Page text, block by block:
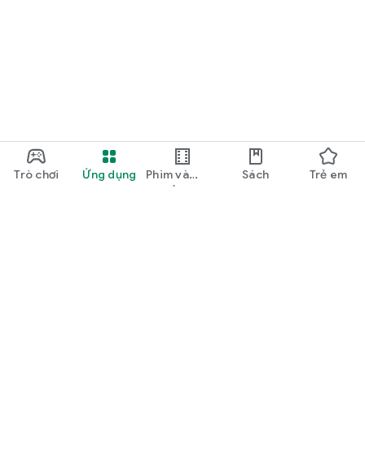
Trò chơi Ứng dụng
Phim và
truyền hình
Sách Trẻ em